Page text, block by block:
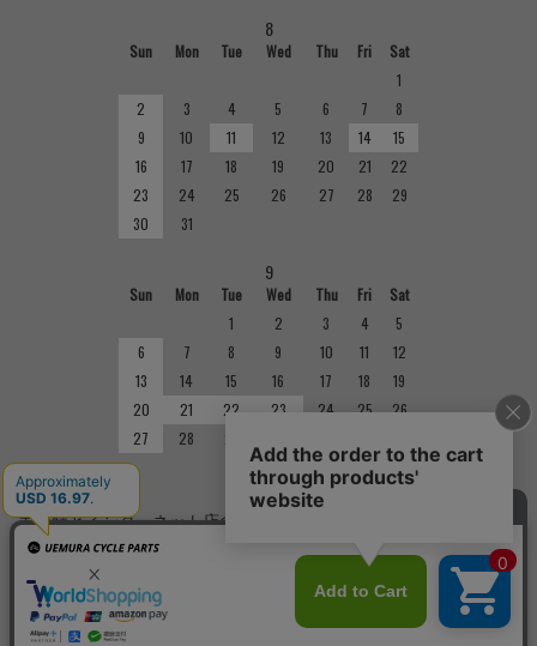
8
Sun Mon Tue Wed Thu Fri
Sat
1
2
3 4 5 6 7
8
9
10 11 12 13 14
15
16
17 18 19 20 21
22
23
24 25 26 27 28
29
30
31
9
Sun Mon Tue Wed Thu Fri
Sat
1
2 3 4
5
6
7 8 9 10 11
12
13
14 15 16 17 18
19
20
21 22 23 24 25
26
27
28
■ 定休日
実店舗とインターネット店の定休日は異なりますのでご注意くだ
さい。実店舗の定休日については店舗紹介をご確認ください。
Copyright(C)サイクルショップで完成車やパーツをお求めならUemura Cycle Parts.All Rights